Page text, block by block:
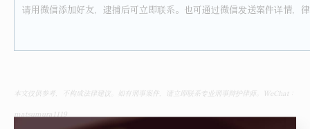
请用微信添加好友，逮捕后可立即联系。也可通过微信发送案件详情，
本文仅供参考，不构成法律建议。如有刑事案件，请立即联系专业刑事辩护律师。WeChat：
matsumura1119